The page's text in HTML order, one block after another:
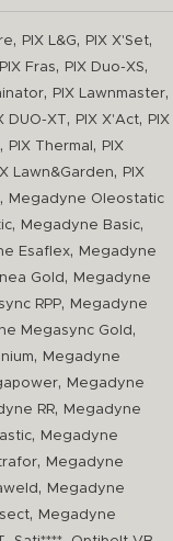
, PIX L&G, PIX X'Set,
PIX Fras, PIX Duo-XS,
, PIX Lawnmaster,
DUO-XT , PIX X'Act,
PIX
, PIX Thermal ,
PIX
Lawn&Garden,
PIX
,
Megadyne Oleostatic
, Megadyne Basic,
Esaflex,
Megadyne
Gold ,
Megadyne
RPP,
Megadyne
Megasync Gold ,
,
Megadyne
,
Megadyne
RR,
Megadyne
,
Megadyne
,
Megadyne
,
Megadyne
,
Megadyne